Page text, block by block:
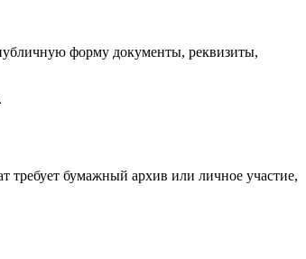
форму документы, реквизиты,
требует бумажный архив или личное участие,